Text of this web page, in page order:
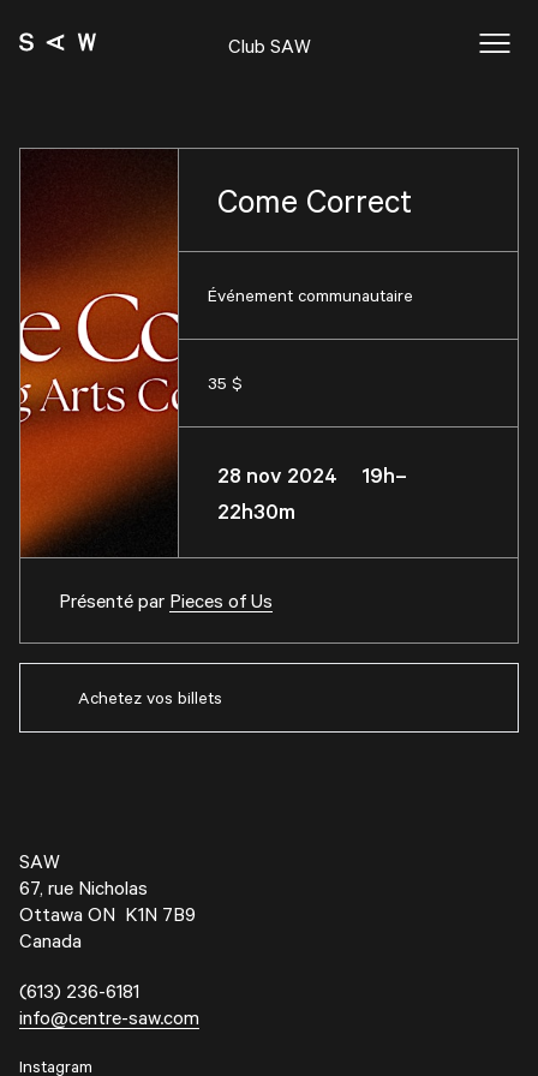
Club SAW
Come Correct
Événement communautaire
35 $
28 nov 2024 19h–
22h30m
Présenté par Pieces of Us
Achetez vos billets
SAW
67, rue Nicholas
Ottawa ON K1N 7B9
Canada
(613) 236-6181
info@centre-saw.com
Instagram